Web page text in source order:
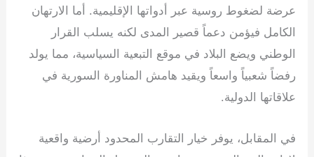
عرضة لضغوط روسية عبر أدواتها الإقليمية. أما الارتهان
الكامل فيؤمن دعماً قصير المدى لكنه يسلب القرار
الوطني ويضع البلاد في موقع التبعية السياسية، مما يولد
رفضاً شعبياً واسعاً ويقيد هامش المناورة السورية في
علاقاتها الدولية.
في المقابل، يوفر خيار التقارب المحدود أرضية واقعية